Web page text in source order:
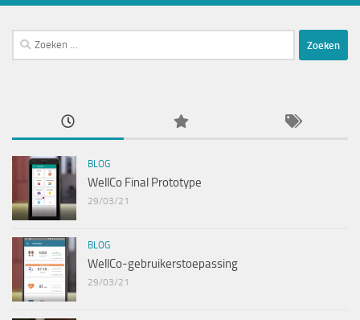
Zoeken
naar:
BLOG
WellCo Final Prototype
29/03/21
BLOG
WellCo-gebruikerstoepassing
29/03/21